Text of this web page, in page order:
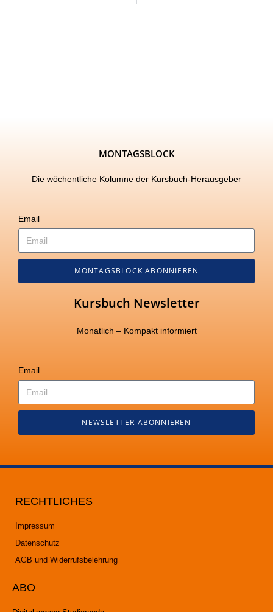
MONTAGSBLOCK
Die wöchentliche Kolumne der Kursbuch-Herausgeber
Email
MONTAGSBLOCK ABONNIEREN
Kursbuch Newsletter
Monatlich – Kompakt informiert
Email
NEWSLETTER ABONNIEREN
RECHTLICHES
Impressum
Datenschutz
AGB und Widerrufsbelehrung
ABO